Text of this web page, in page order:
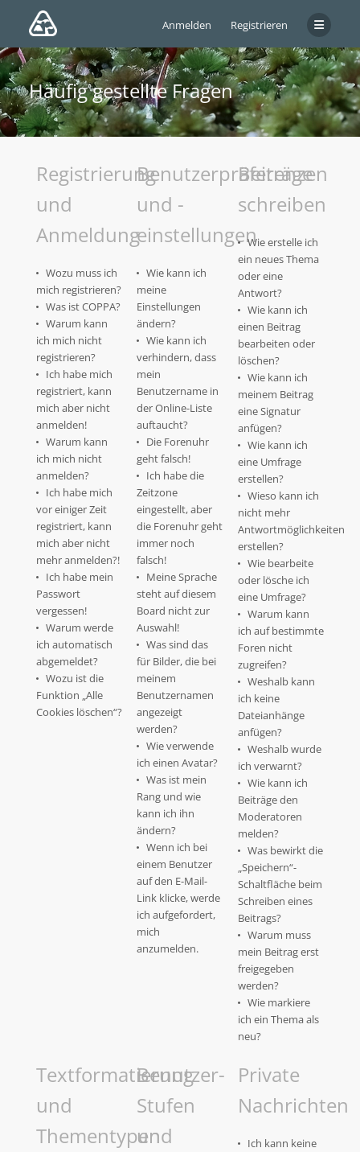
Anmelden Registrieren
Häufig gestellte Fragen
Registrierung
und
Anmeldung
Wozu muss ich
mich registrieren?
Was ist COPPA?
Warum kann
ich mich nicht
registrieren?
Ich habe mich
registriert, kann
mich aber nicht
anmelden!
Warum kann
ich mich nicht
anmelden?
Ich habe mich
vor einiger Zeit
registriert, kann
mich aber nicht
mehr anmelden?!
Ich habe mein
Passwort
vergessen!
Warum werde
ich automatisch
abgemeldet?
Wozu ist die
Funktion „Alle
Cookies löschen“?
Benutzerpräferenzen
und -
einstellungen
Wie kann ich
meine
Einstellungen
ändern?
Wie kann ich
verhindern, dass
mein
Benutzername in
der Online-Liste
auftaucht?
Die Forenuhr
geht falsch!
Ich habe die
Zeitzone
eingestellt, aber
die Forenuhr geht
immer noch
falsch!
Meine Sprache
steht auf diesem
Board nicht zur
Auswahl!
Was sind das
für Bilder, die bei
meinem
Benutzernamen
angezeigt
werden?
Wie verwende
ich einen Avatar?
Was ist mein
Rang und wie
kann ich ihn
ändern?
Wenn ich bei
einem Benutzer
auf den E-Mail-
Link klicke, werde
ich aufgefordert,
mich
anzumelden.
Beiträge
schreiben
Wie erstelle ich
ein neues Thema
oder eine
Antwort?
Wie kann ich
einen Beitrag
bearbeiten oder
löschen?
Wie kann ich
meinem Beitrag
eine Signatur
anfügen?
Wie kann ich
eine Umfrage
erstellen?
Wieso kann ich
nicht mehr
Antwortmöglichkeiten
erstellen?
Wie bearbeite
oder lösche ich
eine Umfrage?
Warum kann
ich auf bestimmte
Foren nicht
zugreifen?
Weshalb kann
ich keine
Dateianhänge
anfügen?
Weshalb wurde
ich verwarnt?
Wie kann ich
Beiträge den
Moderatoren
melden?
Was bewirkt die
„Speichern“-
Schaltfläche beim
Schreiben eines
Beitrags?
Warum muss
mein Beitrag erst
freigegeben
werden?
Wie markiere
ich ein Thema als
neu?
Textformatierung
und
Thementypen
Benutzer-
Stufen
und
Private
Nachrichten
Ich kann keine